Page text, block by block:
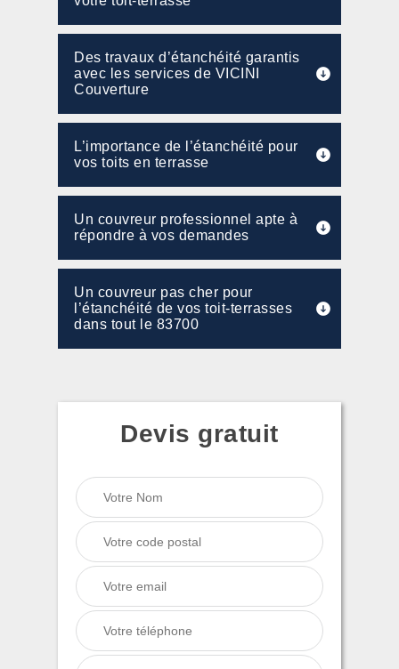
Des travaux d’étanchéité garantis
avec les services de VICINI
Couverture
L’importance de l’étanchéité pour
vos toits en terrasse
Un couvreur professionnel apte à
répondre à vos demandes
Un couvreur pas cher pour
l’étanchéité de vos toit-terrasses
dans tout le 83700
Devis gratuit